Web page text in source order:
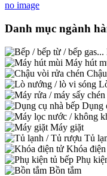
no image
Danh mục ngành
Máy hút
Dụng
Máy giặt
Tủ
Khóa
Phụ
Bồn tắm